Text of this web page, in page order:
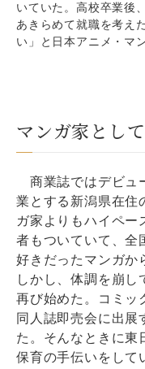
いていた。高校卒業後
あきらめて就職を考え
い」と日本アニメ・マ
マンガ家とし
商業誌ではデビュ
業とする新潟県在住
ガ家よりもハイペー
者もついていて、全
好きだったマンガか
しかし、体調を崩し
再び始めた。コミッ
同人誌即売会に出展
た。そんなときに東
保育の手伝いをして